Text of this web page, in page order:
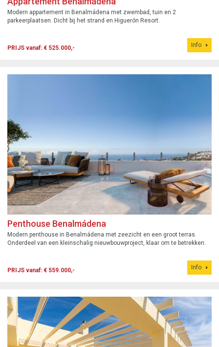
Modern appartement in Benalmádena met zwembad, tuin en 2
parkeerplaatsen. Dicht bij het strand en Higuerón Resort.
PRIJS vanaf: € 525.000,- Info
Penthouse Benalmádena
Modern penthouse in Benalmádena met zeezicht en een groot terras.
Onderdeel van een kleinschalig nieuwbouwproject, klaar om te betrekken.
PRIJS vanaf: € 559.000,- Info